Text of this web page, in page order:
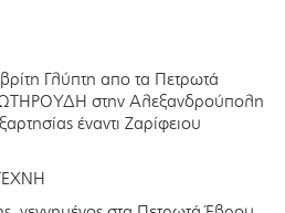
Γλύπτη απο τα Πετρωτά
στην Αλεξανδρούπολη
έναντι Ζαρίφειου